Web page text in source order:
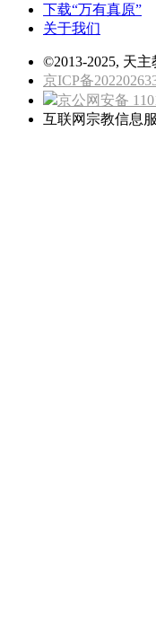
下载“万有真原”
关于我们
©2013-2025, 天
京ICP备
京公网安备
互联网宗教信息